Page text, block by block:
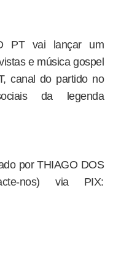
PT vai lançar um
e música gospel
canal do partido no
da legenda
por THIAGO DOS
nos) via PIX: